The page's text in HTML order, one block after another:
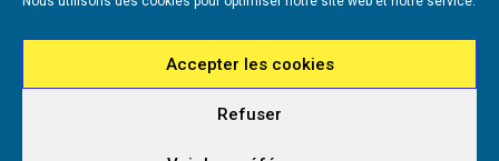
Accepter les cookies
Refuser